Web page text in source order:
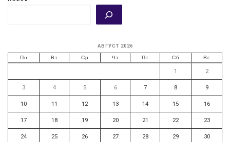
АВГУСТ 2026
Пн Вт Ср Чт Пт Сб Вс
1 2
3 4 5 6 7 8 9
10 11 12 13 14 15 16
17 18 19 20 21 22 23
24 25 26 27 28 29 30